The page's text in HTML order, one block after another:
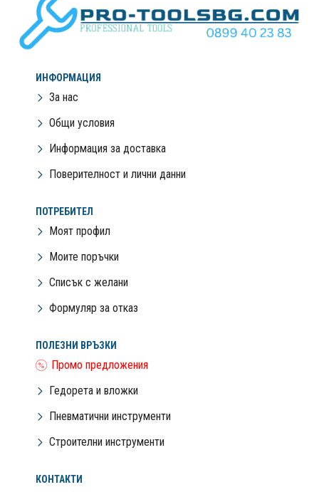
ИНФОРМАЦИЯ
За нас
Общи условия
Информация за доставка
Поверителност и лични данни
ПОТРЕБИТЕЛ
Моят профил
Моите поръчки
Списък с желани
Формуляр за отказ
ПОЛЕЗНИ ВРЪЗКИ
Промо предложения
Гедорета и вложки
Пневматични инструменти
Строителни инструменти
КОНТАКТИ